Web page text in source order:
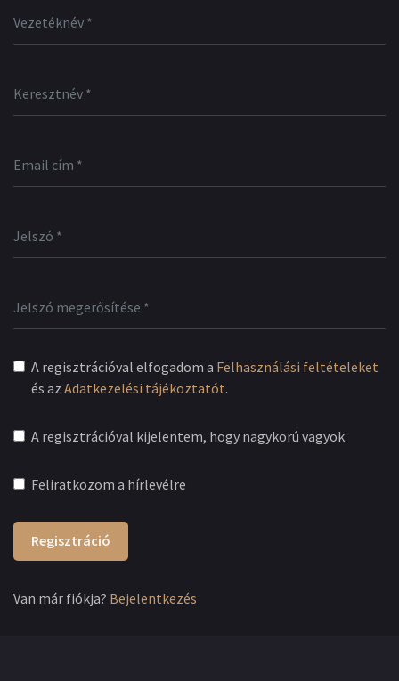
A regisztrációval elfogadom a Felhasználási feltételeket
és az Adatkezelési tájékoztatót.
A regisztrációval kijelentem, hogy nagykorú vagyok.
Feliratkozom a hírlevélre
Regisztráció
Van már fiókja? Bejelentkezés